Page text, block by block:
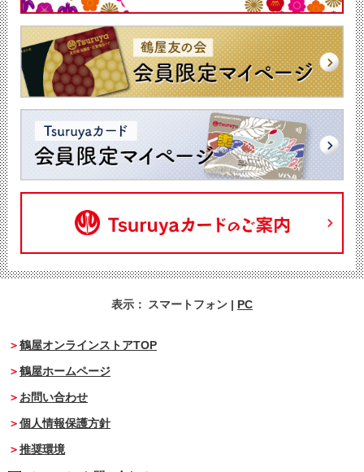
表示： スマートフォン | PC
鶴屋オンラインストアTOP
鶴屋ホームページ
お問い合わせ
個人情報保護方針
推奨環境